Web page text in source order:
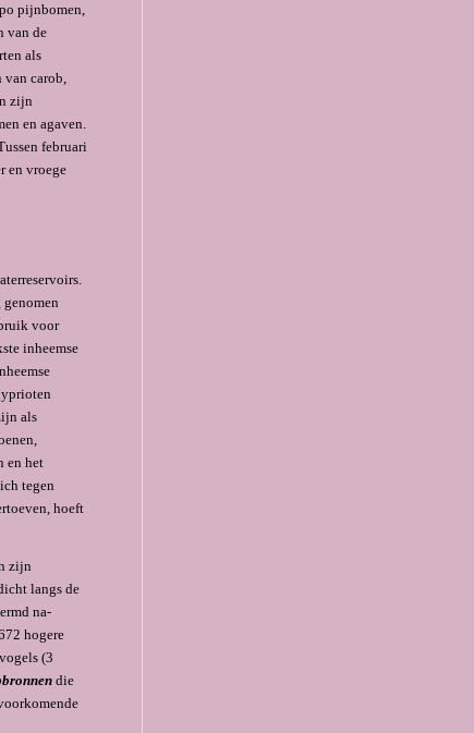
pijnbomen,
van de
als
van carob,
zijn
en agaven.
februari
en vroege
voor
inheemse
als
en het
tegen
hoeft
zijn
langs de
na­
hogere
(3
die